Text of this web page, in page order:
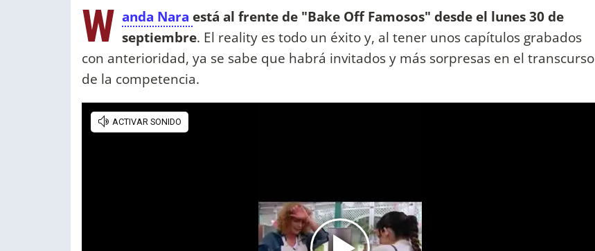
W anda Nara está al frente de "Bake Off Famosos" desde el lunes 30 de
septiembre. El reality es todo un éxito y, al tener unos capítulos grabados
con anterioridad, ya se sabe que habrá invitados y más sorpresas en el transcurso
de la competencia.